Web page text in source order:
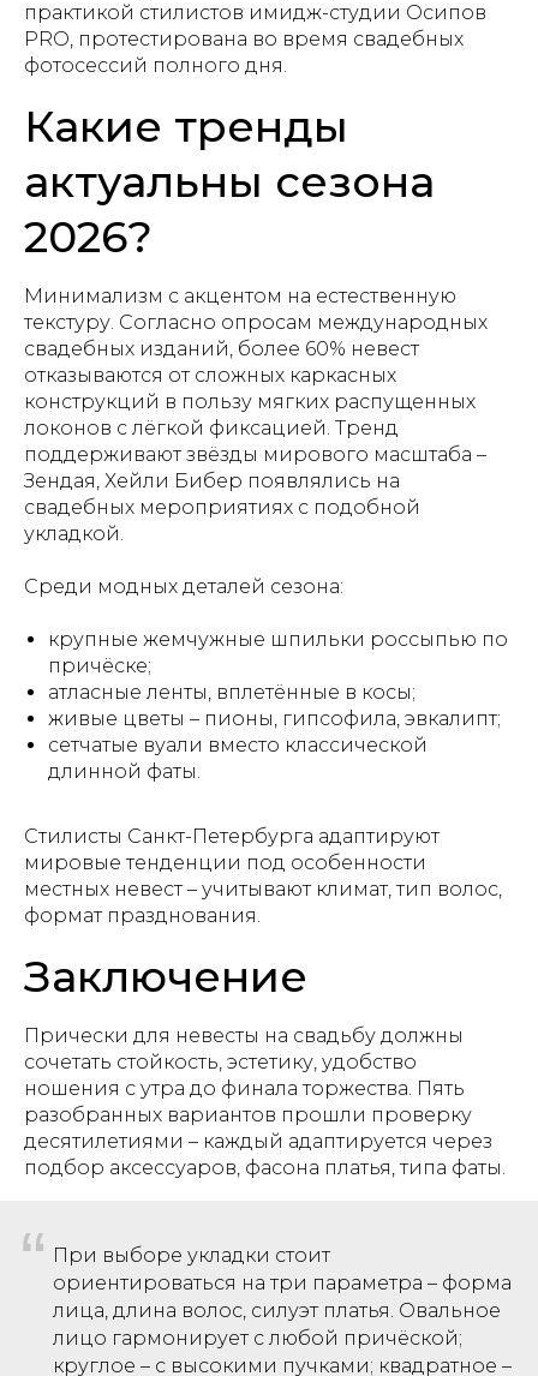
практикой стилистов имидж-студии Осипов
PRO, протестирована во время свадебных
фотосессий полного дня.
Какие тренды
актуальны сезона
2026?
Минимализм с акцентом на естественную
текстуру. Согласно опросам международных
свадебных изданий, более 60% невест
отказываются от сложных каркасных
конструкций в пользу мягких распущенных
локонов с лёгкой фиксацией. Тренд
поддерживают звёзды мирового масштаба –
Зендая, Хейли Бибер появлялись на
свадебных мероприятиях с подобной
укладкой.
Среди модных деталей сезона:
крупные жемчужные шпильки россыпью по
причёске;
атласные ленты, вплетённые в косы;
живые цветы – пионы, гипсофила, эвкалипт;
сетчатые вуали вместо классической
длинной фаты.
Стилисты Санкт-Петербурга адаптируют
мировые тенденции под особенности
местных невест – учитывают климат, тип волос,
формат празднования.
Заключение
Прически для невесты на свадьбу должны
сочетать стойкость, эстетику, удобство
ношения с утра до финала торжества. Пять
разобранных вариантов прошли проверку
десятилетиями – каждый адаптируется через
подбор аксессуаров, фасона платья, типа фаты.
“ При выборе укладки стоит
ориентироваться на три параметра – форма
лица, длина волос, силуэт платья. Овальное
лицо гармонирует с любой причёской;
круглое – с высокими пучками; квадратное –